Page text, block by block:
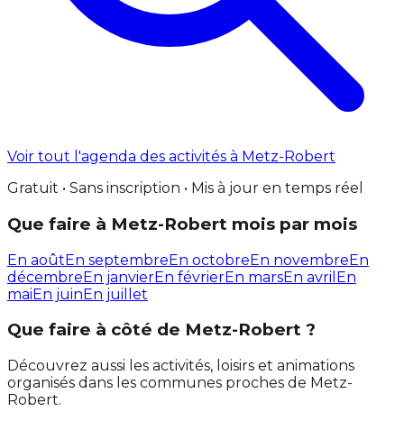
Voir tout l'agenda des activités à Metz-Robert
Gratuit • Sans inscription • Mis à jour en temps réel
Que faire à Metz-Robert mois par mois
En aoûtEn septembreEn octobreEn novembreEn
décembreEn janvierEn févrierEn marsEn avril En
maiEn juinEn juillet
Que faire à côté de Metz-Robert ?
Découvrez aussi les activités, loisirs et animations
organisés dans les communes proches de Metz-
Robert.